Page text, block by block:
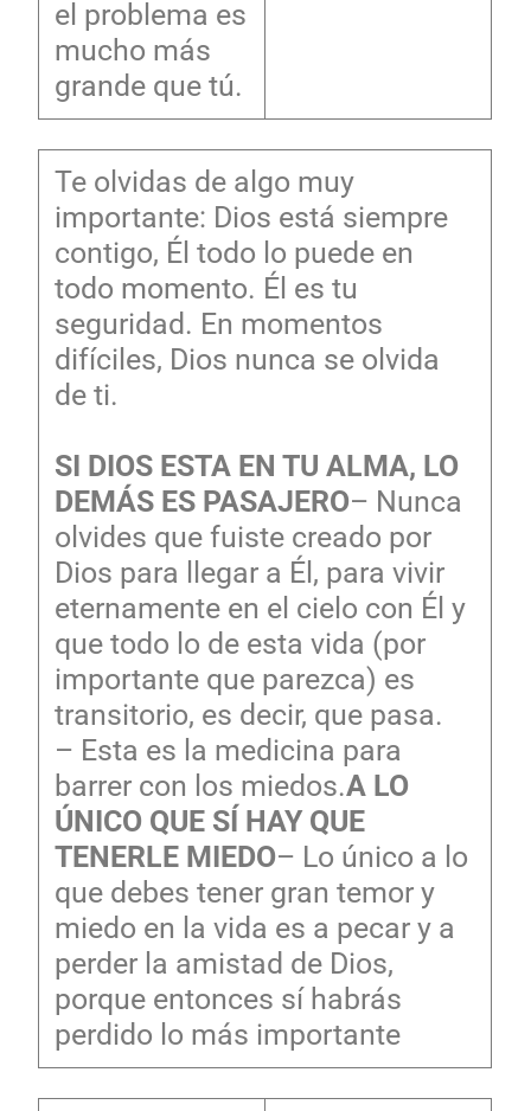
el problema es
mucho más
grande que tú.
Te olvidas de algo muy
importante: Dios está siempre
contigo, Él todo lo puede en
todo momento. Él es tu
seguridad. En momentos
difíciles, Dios nunca se olvida
de ti.
SI DIOS ESTA EN TU ALMA, LO
DEMÁS ES PASAJERO– Nunca
olvides que fuiste creado por
Dios para llegar a Él, para vivir
eternamente en el cielo con Él y
que todo lo de esta vida (por
importante que parezca) es
transitorio, es decir, que pasa.
– Esta es la medicina para
barrer con los miedos.A LO
ÚNICO QUE SÍ HAY QUE
TENERLE MIEDO– Lo único a lo
que debes tener gran temor y
miedo en la vida es a pecar y a
perder la amistad de Dios,
porque entonces sí habrás
perdido lo más importante